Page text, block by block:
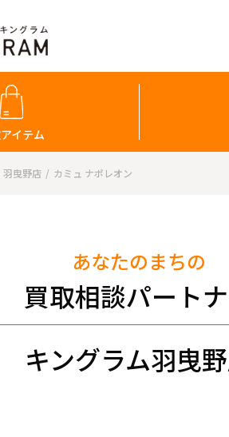
イテム
羽曳野店 カミュ ナポレオン
キングラム羽曳
あなたのまちの
買取相談パート